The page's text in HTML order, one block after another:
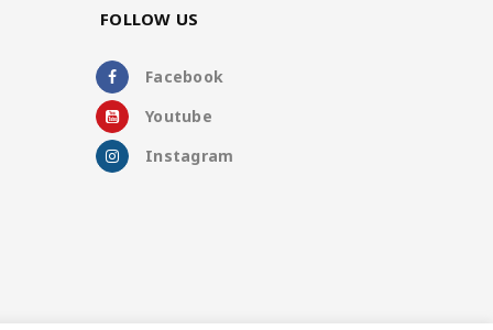
FOLLOW US
Facebook
Youtube
Instagram